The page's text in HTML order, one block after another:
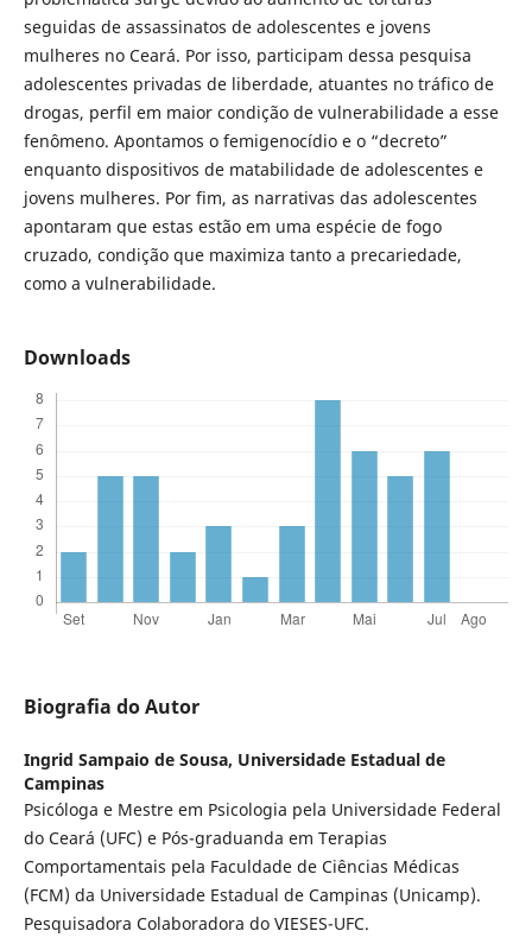
seguidas de assassinatos de adolescentes e jovens
mulheres no Ceará. Por isso, participam dessa pesquisa
adolescentes privadas de liberdade, atuantes no tráfico de
drogas, perfil em maior condição de vulnerabilidade a esse
fenômeno. Apontamos o femigenocídio e o “decreto”
enquanto dispositivos de matabilidade de adolescentes e
jovens mulheres. Por fim, as narrativas das adolescentes
apontaram que estas estão em uma espécie de fogo
cruzado, condição que maximiza tanto a precariedade,
como a vulnerabilidade.
Downloads
Biografia do Autor
Ingrid Sampaio de Sousa, Universidade Estadual de
Campinas
Psicóloga e Mestre em Psicologia pela Universidade Federal
do Ceará (UFC) e Pós-graduanda em Terapias
Comportamentais pela Faculdade de Ciências Médicas
(FCM) da Universidade Estadual de Campinas (Unicamp).
Pesquisadora Colaboradora do VIESES-UFC.